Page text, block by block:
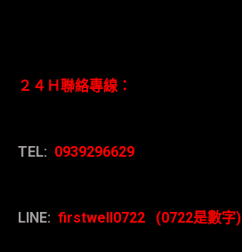
２４Ｈ聯絡專線：
TEL: 0939296629
LINE: firstwell0722 (0722是數字)